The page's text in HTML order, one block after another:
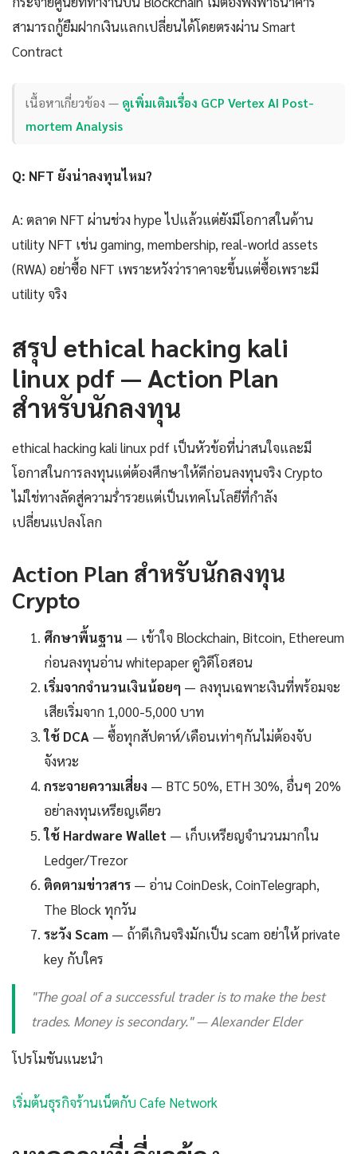
สามารถกู้ยืมฝากเงินแลกเปลี่ยนได้โดยตรงผ่าน Smart
Contract
เนื้อหาเกี่ยวข้อง — ดูเพิ่มเติมเรื่อง GCP Vertex AI Post-
mortem Analysis
Q: NFT ยังน่าลงทุนไหม?
A: ตลาด NFT ผ่านช่วง hype ไปแล้วแต่ยังมีโอกาสในด้าน
utility NFT เช่น gaming, membership, real-world assets
(RWA) อย่าซื้อ NFT เพราะหวังว่าราคาจะขึ้นแต่ซื้อเพราะมี
utility จริง
สรุป ethical hacking kali
linux pdf — Action Plan
สำหรับนักลงทุน
ethical hacking kali linux pdf เป็นหัวข้อที่น่าสนใจและมี
โอกาสในการลงทุนแต่ต้องศึกษาให้ดีก่อนลงทุนจริง Crypto
ไม่ใช่ทางลัดสู่ความร่ำรวยแต่เป็นเทคโนโลยีที่กำลัง
เปลี่ยนแปลงโลก
Action Plan สำหรับนักลงทุน
Crypto
ศึกษาพื้นฐาน — เข้าใจ Blockchain, Bitcoin, Ethereum
ก่อนลงทุนอ่าน whitepaper ดูวิดีโอสอน
เริ่มจากจำนวนเงินน้อยๆ — ลงทุนเฉพาะเงินที่พร้อมจะ
เสียเริ่มจาก 1,000-5,000 บาท
ใช้ DCA — ซื้อทุกสัปดาห์/เดือนเท่าๆกันไม่ต้องจับ
จังหวะ
กระจายความเสี่ยง — BTC 50%, ETH 30%, อื่นๆ 20%
อย่าลงทุนเหรียญเดียว
ใช้ Hardware Wallet — เก็บเหรียญจำนวนมากใน
Ledger/Trezor
ติดตามข่าวสาร — อ่าน CoinDesk, CoinTelegraph,
The Block ทุกวัน
ระวัง Scam — ถ้าดีเกินจริงมักเป็น scam อย่าให้ private
key กับใคร
"The goal of a successful trader is to make the best
trades. Money is secondary." — Alexander Elder
โปรโมชันแนะนำ
เริ่มต้นธุรกิจร้านเน็ตกับ Cafe Network